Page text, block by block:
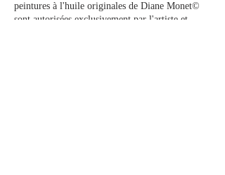
peintures à l'huile originales de Diane Monet©
sont autorisées exclusivement par l'artiste et